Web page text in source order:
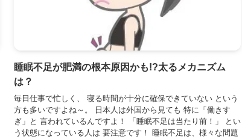
睡眠不足が肥満の根本原因かも!?太るメカニズム
は？
毎日仕事で忙しく、 寝る時間が十分に確保できていない という
方も多いですよね～。 日本人は外国から見ても 特に「働きす
ぎ」と 言われているんですよ！ 「睡眠不足は当たり前！」 とい
う状態になっている人は 要注意です！ 睡眠不足は、様々な問題